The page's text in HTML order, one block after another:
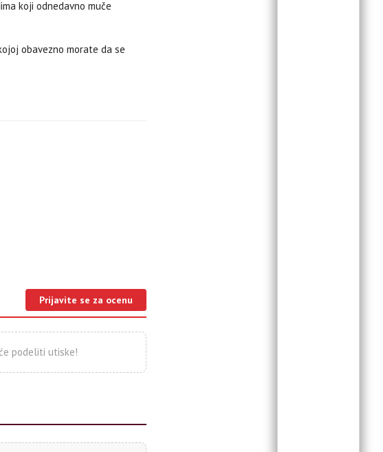
koji odnedavno muče
obavezno morate da se
Prijavite se za ocenu
podeliti utiske!